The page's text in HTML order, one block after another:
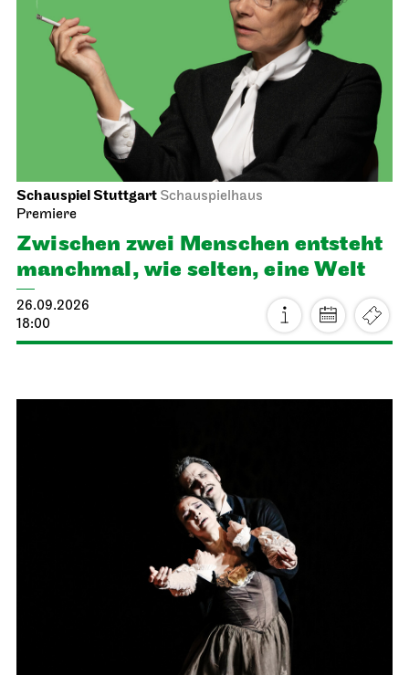
Schauspiel Stuttgart Schauspielhaus
Premiere
Zwischen zwei Menschen ent­steht
manch­mal, wie selten, eine Welt
26.09.2026
18:00